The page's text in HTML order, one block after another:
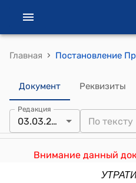
Главная ›
Документ Реквизиты
Редакция
03.03.2023
Внимание данный